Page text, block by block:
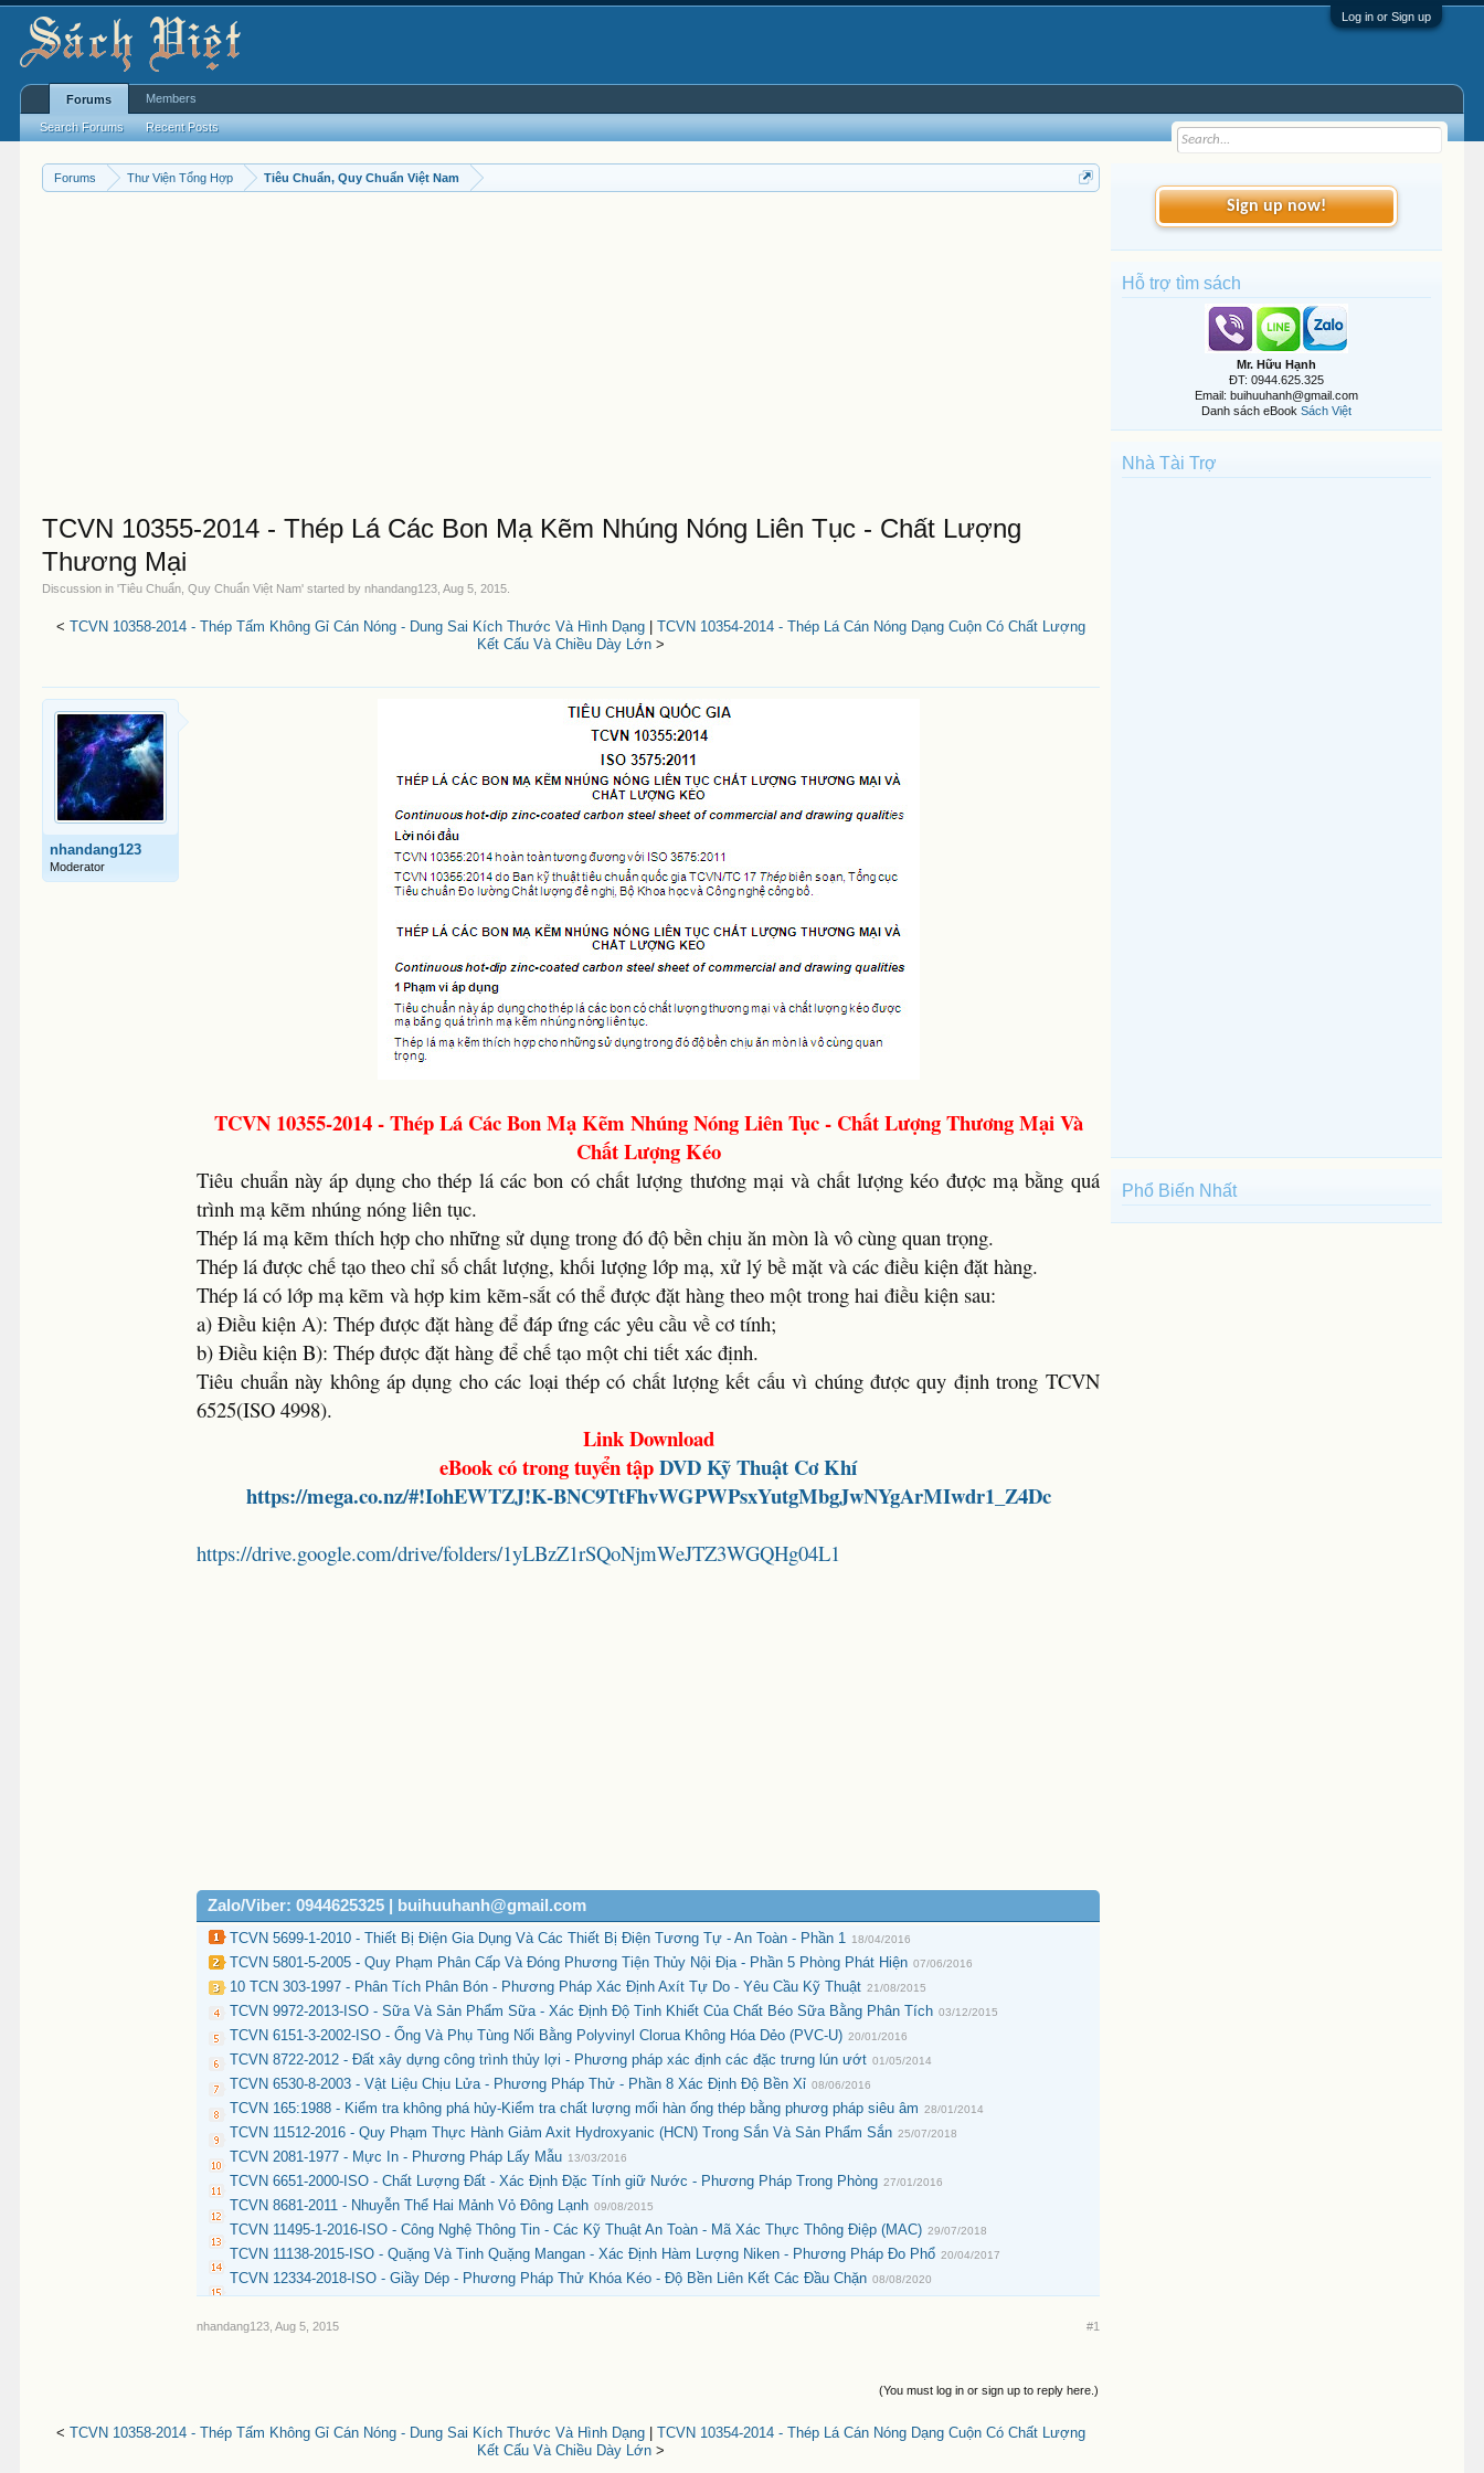
Log in or Sign up
Forums Thư Viện Tổng Hợp Tiêu Chuẩn, Quy Chuẩn Việt Nam
TCVN 10355-2014 - Thép Lá Các Bon Mạ Kẽm Nhúng Nóng Liên Tục - Chất Lượng
Thương Mại
Discussion in 'Tiêu Chuẩn, Quy Chuẩn Việt Nam' started bynhandang123 ,Aug 5, 2015
< TCVN 10358-2014 - Thép Tấm Không Gỉ Cán Nóng - Dung Sai Kích Thước Và Hình Dạng
TCVN 10354-2014 - Thép Lá Cán Nóng Dạng Cuộn Có Chất Lượng
Kết Cấu Và Chiều Dày Lớn >
nhandang123
Moderator
TCVN 10355-2014 - Thép Lá Các Bon Mạ Kẽm Nhúng Nóng Liên Tục - Chất Lượng Thương Mại Và
Chất Lượng Kéo
Tiêu chuẩn này áp dụng cho thép lá các bon có chất lượng thương mại và chất lượng kéo được mạ bằng quá
trình mạ kẽm nhúng nóng liên tục.
Thép lá mạ kẽm thích hợp cho những sử dụng trong đó độ bền chịu ăn mòn là vô cùng quan trọng.
Thép lá được chế tạo theo chỉ số chất lượng, khối lượng lớp mạ, xử lý bề mặt và các điều kiện đặt hàng.
Thép lá có lớp mạ kẽm và hợp kim kẽm-sắt có thể được đặt hàng theo một trong hai điều kiện sau:
a) Điều kiện A): Thép được đặt hàng để đáp ứng các yêu cầu về cơ tính;
b) Điều kiện B): Thép được đặt hàng để chế tạo một chi tiết xác định.
Tiêu chuẩn này không áp dụng cho các loại thép có chất lượng kết cấu vì chúng được quy định trong TCVN
6525(ISO 4998).
Link Download
eBook có trong tuyển tậpDVDKỹ Thuật Cơ Khí
https://mega.co.nz/#!IohEWTZJ!K-BNC9TtFhvWGPWPsxYutgMbgJwNYgArMIwdr1_Z4Dc
https://drive.google.com/drive/folders/1yLBzZ1rSQoNjmWeJTZ3WGQHg04L1
Zalo/Viber: 0944625325 | buihuuhanh@gmail.com
TCVN 5699-1-2010 - Thiết Bị Điện Gia Dụng Và Các Thiết Bị Điện Tương Tự - An Toàn - Phần 1 18/04/2016
TCVN 5801-5-2005 - Quy Phạm Phân Cấp Và Đóng Phương Tiện Thủy Nội Địa - Phần 5 Phòng Phát Hiện 07/06/2016
10 TCN 303-1997 - Phân Tích Phân Bón - Phương Pháp Xác Định Axít Tự Do - Yêu Cầu Kỹ Thuật 21/08/2015
TCVN 9972-2013-ISO - Sữa Và Sản Phẩm Sữa - Xác Định Độ Tinh Khiết Của Chất Béo Sữa Bằng Phân Tích 03/12/2015
TCVN 6151-3-2002-ISO - Ống Và Phụ Tùng Nối Bằng Polyvinyl Clorua Không Hóa Dẻo (PVC-U) 20/01/2016
TCVN 8722-2012 - Đất xây dựng công trình thủy lợi - Phương pháp xác định các đặc trưng lún ướt 01/05/2014
TCVN 6530-8-2003 - Vật Liệu Chịu Lửa - Phương Pháp Thử - Phần 8 Xác Định Độ Bền Xỉ 08/06/2016
TCVN 165:1988 - Kiểm tra không phá hủy-Kiểm tra chất lượng mối hàn ống thép bằng phươg pháp siêu âm 28/01/2014
TCVN 11512-2016 - Quy Phạm Thực Hành Giảm Axit Hydroxyanic (HCN) Trong Sắn Và Sản Phẩm Sắn 25/07/2018
TCVN 2081-1977 - Mực In - Phương Pháp Lấy Mẫu 13/03/2016
TCVN 6651-2000-ISO - Chất Lượng Đất - Xác Định Đặc Tính giữ Nước - Phương Pháp Trong Phòng 27/01/2016
TCVN 8681-2011 - Nhuyễn Thể Hai Mảnh Vỏ Đông Lạnh 09/08/2015
TCVN 11495-1-2016-ISO - Công Nghệ Thông Tin - Các Kỹ Thuật An Toàn - Mã Xác Thực Thông Điệp (MAC) 29/07/2018
TCVN 11138-2015-ISO - Quặng Và Tinh Quặng Mangan - Xác Định Hàm Lượng Niken - Phương Pháp Đo Phổ 20/04/2017
TCVN 12334-2018-ISO - Giầy Dép - Phương Pháp Thử Khóa Kéo - Độ Bền Liên Kết Các Đầu Chặn 08/08/2020
nhandang123 Aug 5, 2015 #1
(You must log in or sign up to reply here.)
< TCVN 10358-2014 - Thép Tấm Không Gỉ Cán Nóng - Dung Sai Kích Thước Và Hình Dạng
TCVN 10354-2014 - Thép Lá Cán Nóng Dạng Cuộn Có Chất Lượng
Kết Cấu Và Chiều Dày Lớn >
Sign up now!
Hỗ trợ tìm sách
Mr. Hữu Hạnh
ĐT: 0944.625.325
Email: buihuuhanh@gmail.com
Danh sách eBook Sách Việt
Nhà Tài Trợ
Phổ Biến Nhất
Forums
Search Forums Recent Posts
Members